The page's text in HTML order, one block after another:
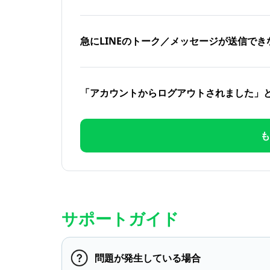
急にLINEのトーク／メッセージが送信でき
「アカウントからログアウトされました」
サポートガイド
問題が発生している場合